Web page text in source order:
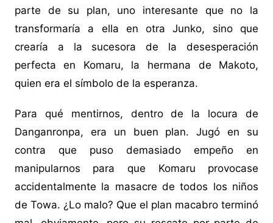
parte de su plan, uno interesante que no la
transformaría a ella en otra Junko, sino que
crearía a la sucesora de la desesperación
perfecta en Komaru, la hermana de Makoto,
quien era el símbolo de la esperanza.
Para qué mentirnos, dentro de la locura de
Danganronpa, era un buen plan. Jugó en su
contra que puso demasiado empeño en
manipularnos para que Komaru provocase
accidentalmente la masacre de todos los niños
de Towa. ¿Lo malo? Que el plan macabro terminó